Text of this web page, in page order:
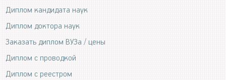
Диплом кандидата наук
Диплом доктора наук
Заказать диплом ВУЗа / цены
Диплом с проводкой
Диплом с реестром